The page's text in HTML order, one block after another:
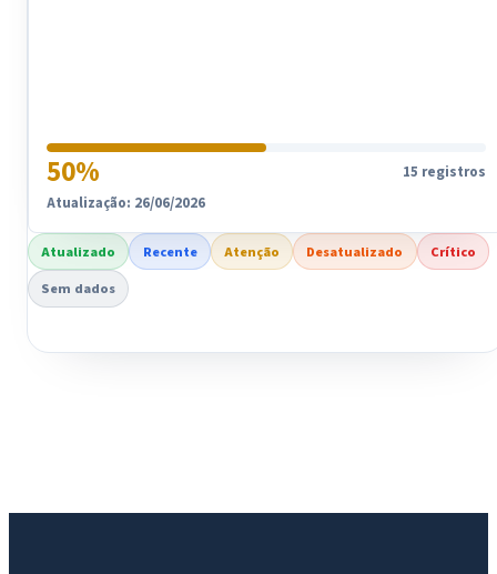
50%
15 registros
Atualização: 26/06/2026
Atualizado Recente Atenção Desatualizado
Crítico
Sem dados